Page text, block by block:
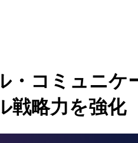
・ コミュニケ
戦略力を強化